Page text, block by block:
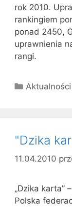
rok 2010.
rankingiem
ponad 2450,
uprawnienia
rangi.
Kategorie
Aktualności
"Dzika
11.04.2010
„Dzika karta”
Polska